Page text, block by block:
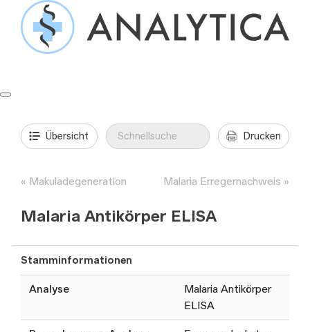
Springe
Inhalt
Übersicht Drucken
Makuladegeneration Malaria Erregernachweis
Malaria Antikörper ELISA
Stamminformationen
Analyse
Malaria Antikörper
ELISA